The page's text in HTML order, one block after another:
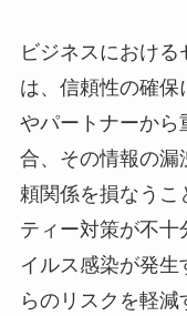
ビジネスにおけ
は、信頼性の確保
やパートナーから
合、その情報の漏
頼関係を損なうこ
ティー対策が不十
イルス感染が発
らのリスクを軽